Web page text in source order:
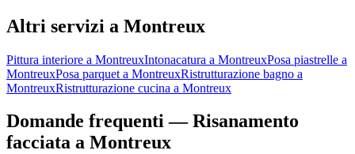
Altri servizi a Montreux
Pittura interiore a MontreuxIntonacatura a MontreuxPosa piastrelle a
MontreuxPosa parquet a MontreuxRistrutturazione bagno a
MontreuxRistrutturazione cucina a Montreux
Domande frequenti — Risanamento
facciata a Montreux